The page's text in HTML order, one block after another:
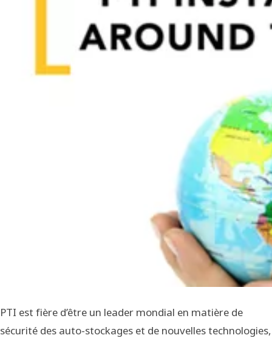
PTI est fière d’être un leader mondial en matière de
sécurité des auto-stockages et de nouvelles technologies,